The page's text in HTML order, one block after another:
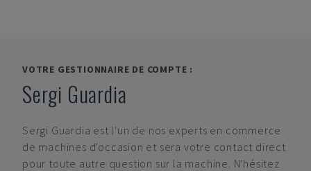
VOTRE GESTIONNAIRE DE COMPTE :
Sergi Guardia
Sergi Guardia est l'un de nos experts en commerce
de machines d'occasion et sera votre contact direct
pour toute autre question sur la machine. N'hésitez